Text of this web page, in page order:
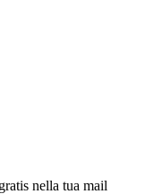
nella tua mail